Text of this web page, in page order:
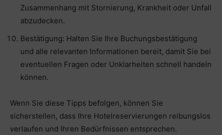
Zusammenhang mit Stornierung, Krankheit oder Unfall
abzudecken.
Bestätigung: Halten Sie Ihre Buchungsbestätigung
und alle relevanten Informationen bereit, damit Sie bei
eventuellen Fragen oder Unklarheiten schnell handeln
können.
Wenn Sie diese Tipps befolgen, können Sie
sicherstellen, dass Ihre Hotelreservierungen reibungslos
verlaufen und Ihren Bedürfnissen entsprechen.